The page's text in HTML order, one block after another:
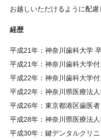
お越しいただけるように配慮
経歴
平成21年：神奈川歯科大学
平成21年：神奈川歯科大学
平成22年：神奈川歯科大学
平成22年：神奈川県医療法
平成26年：東京都港区歯医
平成28年：神奈川県医療法
平成30年：鍵デンタルクリ